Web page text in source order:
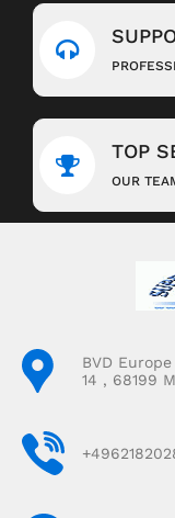
TOP
OUR
BVD
14 , 68199